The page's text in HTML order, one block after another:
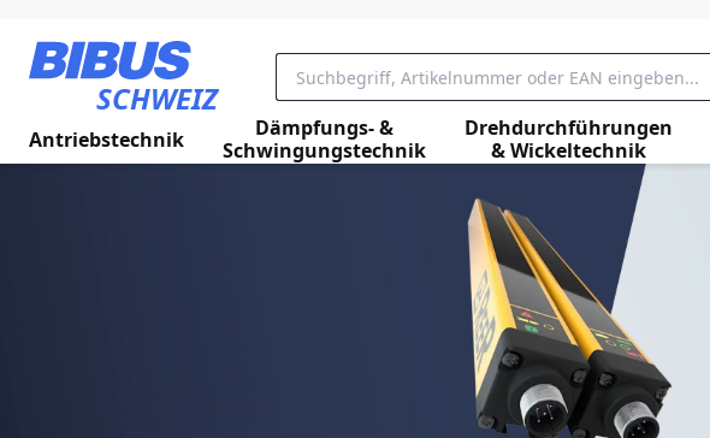
SCHWEIZ
Antriebstechnik
Dämpfungs- &
Schwingungstechnik
Drehdurchführungen
& Wickeltechnik